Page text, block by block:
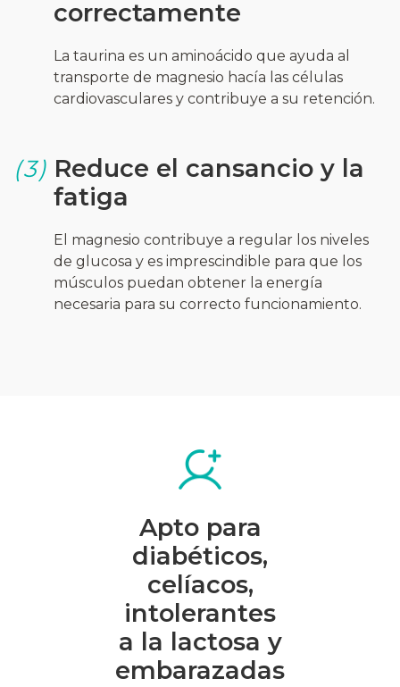
correctamente
La taurina es un aminoácido que ayuda al
transporte de magnesio hacía las células
cardiovasculares y contribuye a su retención.
(3) Reduce el cansancio y la
fatiga
El magnesio contribuye a regular los niveles
de glucosa y es imprescindible para que los
músculos puedan obtener la energía
necesaria para su correcto funcionamiento.
Apto para
diabéticos,
celíacos,
intolerantes
a la lactosa y
embarazadas